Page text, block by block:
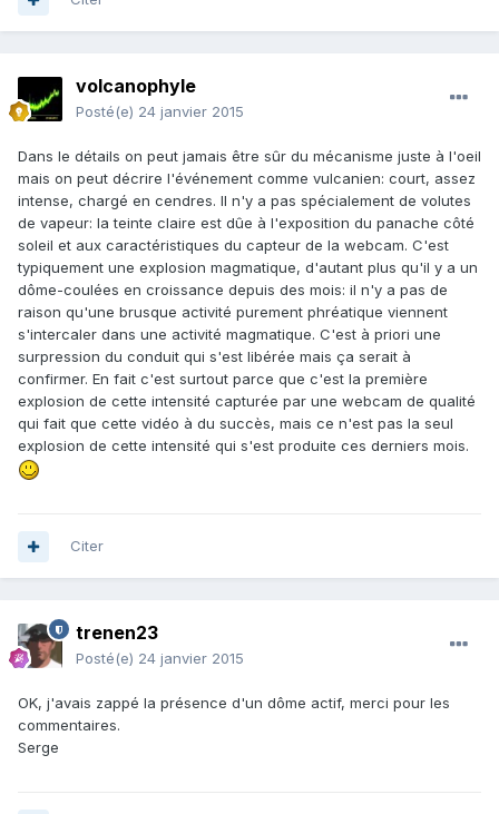
volcanophyle
Posté(e) 24 janvier 2015
Dans le détails on peut jamais être sûr du mécanisme juste à l'oeil
mais on peut décrire l'événement comme vulcanien: court, assez
intense, chargé en cendres. Il n'y a pas spécialement de volutes
de vapeur: la teinte claire est dûe à l'exposition du panache côté
soleil et aux caractéristiques du capteur de la webcam. C'est
typiquement une explosion magmatique, d'autant plus qu'il y a un
dôme-coulées en croissance depuis des mois: il n'y a pas de
raison qu'une brusque activité purement phréatique viennent
s'intercaler dans une activité magmatique. C'est à priori une
surpression du conduit qui s'est libérée mais ça serait à
confirmer. En fait c'est surtout parce que c'est la première
explosion de cette intensité capturée par une webcam de qualité
qui fait que cette vidéo à du succès, mais ce n'est pas la seul
explosion de cette intensité qui s'est produite ces derniers mois.
Citer
trenen23
Posté(e) 24 janvier 2015
OK, j'avais zappé la présence d'un dôme actif, merci pour les
commentaires.
Serge